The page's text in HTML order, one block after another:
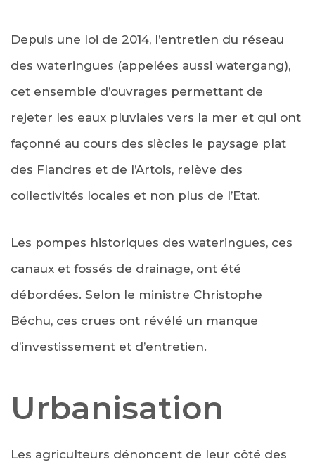
Depuis une loi de 2014, l’entretien du réseau
des wateringues (appelées aussi watergang),
cet ensemble d’ouvrages permettant de
rejeter les eaux pluviales vers la mer et qui ont
façonné au cours des siècles le paysage plat
des Flandres et de l’Artois, relève des
collectivités locales et non plus de l’Etat.
Les pompes historiques des wateringues, ces
canaux et fossés de drainage, ont été
débordées. Selon le ministre Christophe
Béchu, ces crues ont révélé un manque
d’investissement et d’entretien.
Urbanisation
Les agriculteurs dénoncent de leur côté des